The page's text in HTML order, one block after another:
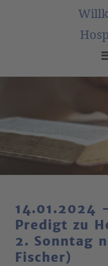
14.01.2024
Predigt zu
2. Sonntag
Fischer)